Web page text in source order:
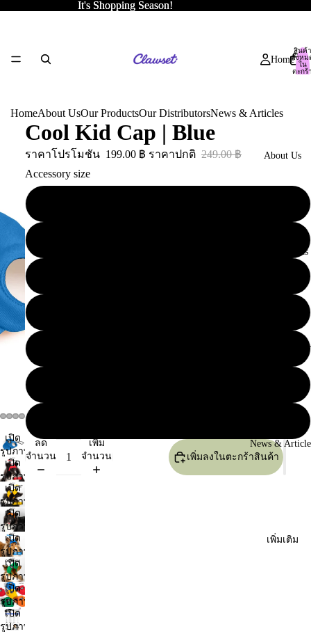
It's Shopping Season!
It's Shopping Season!
Home
About Us
Our Products
Our
News &
เพิ่มเติม
สินค้า
ทั้งหม
ใน
ตะกร้
HomeAbout UsOur ProductsOur DistributorsNews & Articles
เปิด
รูปภาพ
แบบ
เต็ม
หน้า
จอ
เปิด
รูปภาพ
แบบ
เต็ม
หน้า
จอ
เปิด
รูปภาพ
แบบ
เต็ม
หน้า
จอ
เปิด
รูปภาพ
แบบ
เต็ม
หน้า
จอ
เปิด
รูปภาพ
แบบ
เต็ม
หน้า
จอ
เปิด
รูปภาพ
แบบ
เต็ม
หน้า
จอ
เปิด
รูปภาพ
แบบ
เต็ม
เปิด
รูปภาพ
Cool Kid Cap | Blue
ราคาโปรโมชัน 199.00 ฿ ราคาปกติ 249.00 ฿
Accessory size
ลด
จำนวน
เพิ่ม
จำนวน
เพิ่มลงในตะกร้าสินค้า